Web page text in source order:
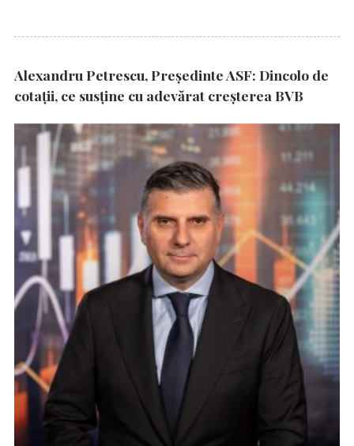
Alexandru Petrescu, Președinte ASF: Dincolo de
cotații, ce susține cu adevărat creșterea BVB